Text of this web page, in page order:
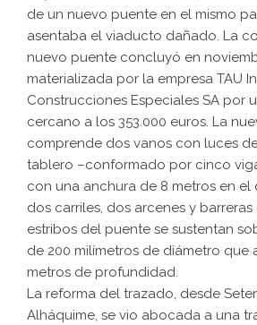
de un nuevo puente en el mismo
asentaba el viaducto dañado. La
nuevo puente concluyó en
materializada por la empresa TAU
Construcciones Especiales SA por
cercano a los 353.000 euros. La
comprende dos vanos con luces de
tablero –conformado por cinco
con una anchura de 8 metros en el
dos carriles, dos arcenes y
estribos del puente se sustentan
de 200 milímetros de diámetro que
metros de profundidad.
La reforma del trazado, desde
Alháquime, se vio abocada a una